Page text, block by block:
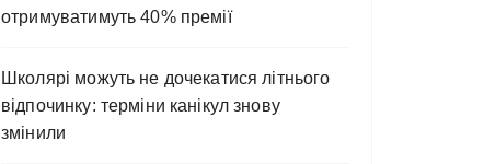
отримуватимуть 40% премії
Школярі можуть не дочекатися літнього
відпочинку: терміни канікул знову
змінили